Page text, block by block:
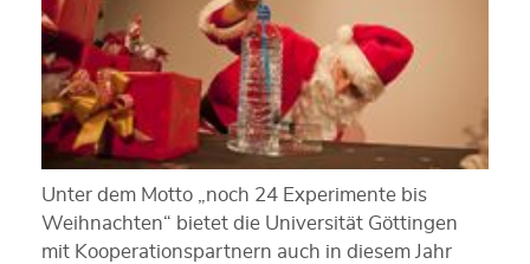
Unter dem Motto „noch 24 Experimente bis
Weihnachten“ bietet die Universität Göttingen
mit Kooperationspartnern auch in diesem Jahr